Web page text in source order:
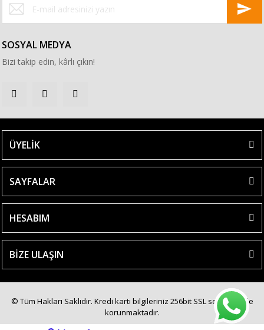
SOSYAL MEDYA
Bizi takip edin, kârlı çıkın!
ÜYELİK
SAYFALAR
HESABIM
BİZE ULAŞIN
© Tüm Hakları Saklıdır. Kredi kartı bilgileriniz 256bit SSL sertifikası ile
korunmaktadır.